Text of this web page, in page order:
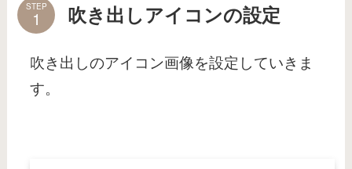
STEP 吹き出しアイコンの設定
吹き出しのアイコン画像を設定していきま
す。